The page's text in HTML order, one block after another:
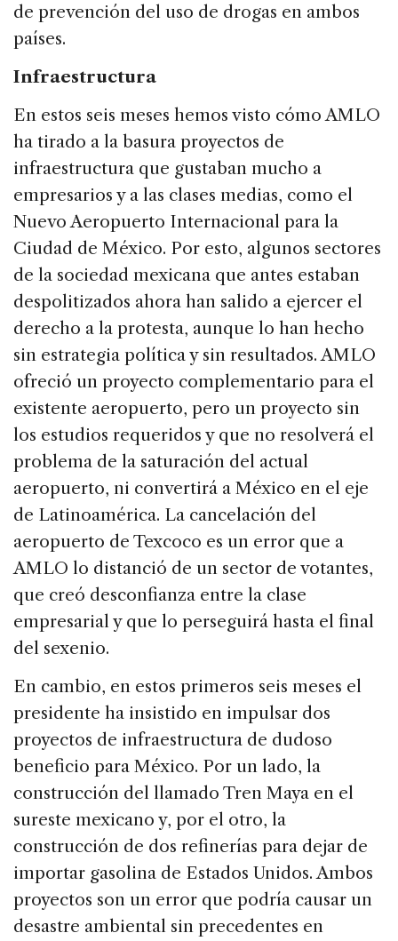
de prevención del uso de drogas en ambos
países.
Infraestructura
En estos seis meses hemos visto cómo AMLO
ha tirado a la basura proyectos de
infraestructura que gustaban mucho a
empresarios y a las clases medias, como el
Nuevo Aeropuerto Internacional para la
Ciudad de México. Por esto, algunos sectores
de la sociedad mexicana que antes estaban
despolitizados ahora han salido a ejercer el
derecho a la protesta, aunque lo han hecho
sin estrategia política y sin resultados. AMLO
ofreció un proyecto complementario para el
existente aeropuerto, pero un proyecto sin
los estudios requeridos y que no resolverá el
problema de la saturación del actual
aeropuerto, ni convertirá a México en el eje
de Latinoamérica. La cancelación del
aeropuerto de Texcoco es un error que a
AMLO lo distanció de un sector de votantes,
que creó desconfianza entre la clase
empresarial y que lo perseguirá hasta el final
del sexenio.
En cambio, en estos primeros seis meses el
presidente ha insistido en impulsar dos
proyectos de infraestructura de dudoso
beneficio para México. Por un lado, la
construcción del llamado Tren Maya en el
sureste mexicano y, por el otro, la
construcción de dos refinerías para dejar de
importar gasolina de Estados Unidos. Ambos
proyectos son un error que podría causar un
desastre ambiental sin precedentes en